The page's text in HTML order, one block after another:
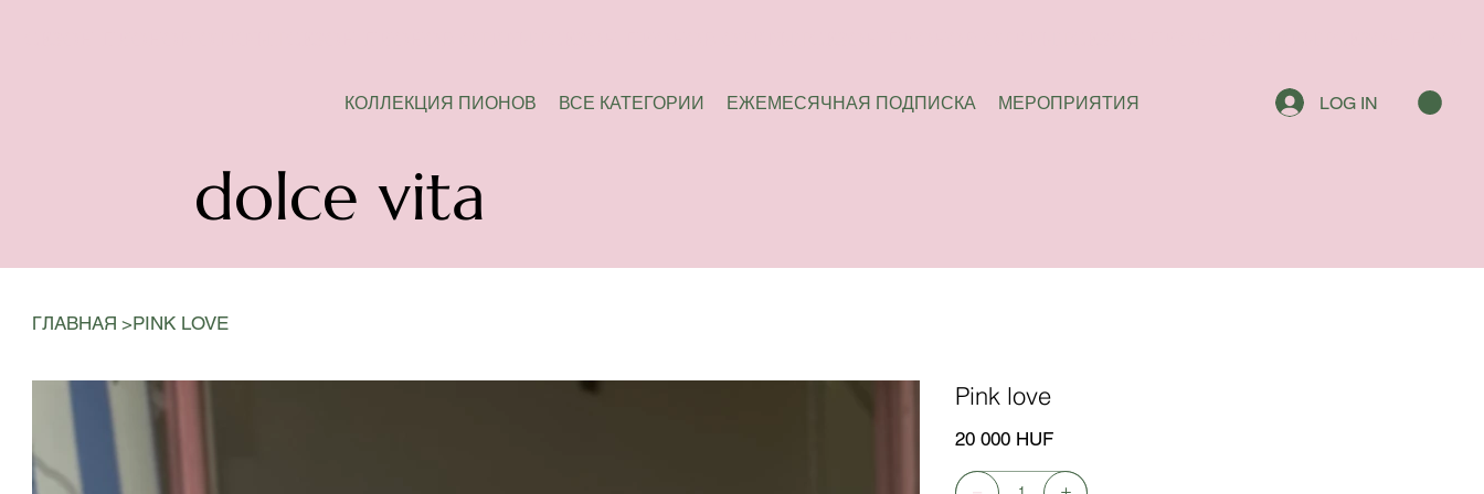
LOG IN
dolce vita
КОЛЛЕКЦИЯ ПИОНОВ ВСЕ КАТЕГОРИИ ЕЖЕМЕСЯЧНАЯ ПОДПИСКА МЕРОПРИЯТИЯ
ГЛАВНАЯ >PINK LOVE
Pink love
20 000 HUF